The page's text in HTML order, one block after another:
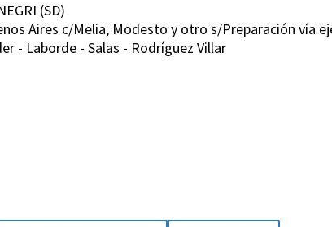
(SD)
Aires c/Melia, Modesto y otro s/Preparación vía
- Laborde - Salas - Rodríguez Villar